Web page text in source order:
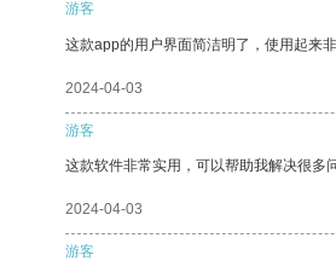
游客
这款app的用户界面简洁明了，使用起来
2024-04-03
游客
这款软件非常实用，可以帮助我解决很多
2024-04-03
游客